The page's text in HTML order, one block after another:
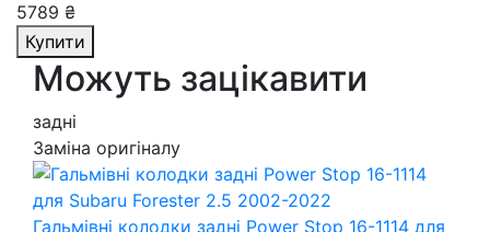
5789 ₴
Купити
Можуть зацікавити
задні
Заміна оригіналу
Гальмівні колодки задні Power Stop 16-1114 для